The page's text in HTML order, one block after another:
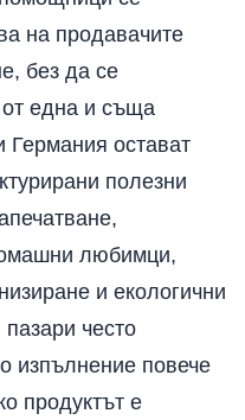
на продавачите
без да се
от една и съща
Германия остават
полезни
любимци,
и екологични
често
изпълнение повече
продуктът е